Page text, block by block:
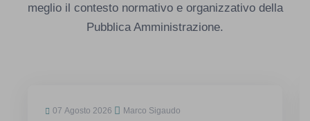
meglio il contesto normativo e organizzativo della
Pubblica Amministrazione.
07 Agosto 2026 Marco Sigaudo